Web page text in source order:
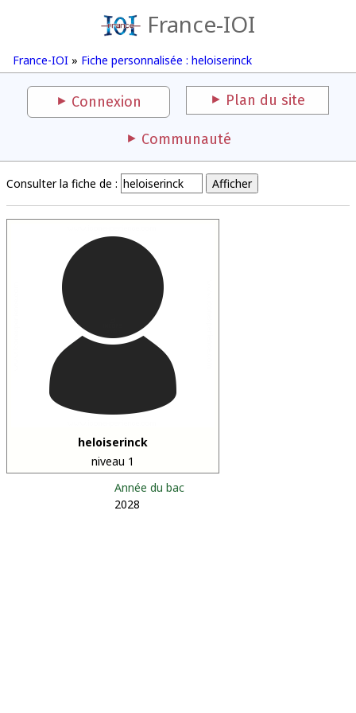
France-IOI
France-IOI » Fiche personnalisée : heloiserinck
Connexion Plan du site
Communauté
Consulter la fiche de :
heloiserinck
niveau 1
Année du bac
2028